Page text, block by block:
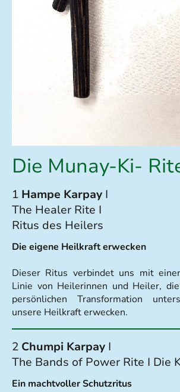
Die Munay-Ki-
1 Hampe Karpay I
The Healer Rite I
Ritus des Heilers
Die eigene Heilkraft erwecken
Dieser Ritus verbindet uns mit
Linie von Heilerinnen und Heiler,
persönlichen Transformation
unsere Heilkraft erwecken.
2 Chumpi Karpay I
The Bands of Power Rite I Die
Ein machtvoller Schutzritus